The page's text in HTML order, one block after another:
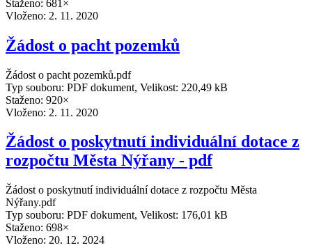
Staženo: 681×
Vloženo: 2. 11. 2020
Žádost o pacht pozemků
Žádost o pacht pozemků.pdf
Typ souboru: PDF dokument, Velikost: 220,49 kB
Staženo: 920×
Vloženo: 2. 11. 2020
Žádost o poskytnutí individuální dotace z
rozpočtu Města Nýřany - pdf
Žádost o poskytnutí individuální dotace z rozpočtu Města
Nýřany.pdf
Typ souboru: PDF dokument, Velikost: 176,01 kB
Staženo: 698×
Vloženo: 20. 12. 2024